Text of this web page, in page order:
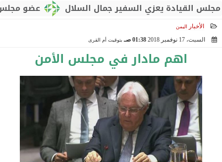
عضو مجلس
يعزي السفير جمال السلال
الأخبار اليمن
السبت، 17 نوفمبر 2018 01:38 صـ بتوقيت أم القرى
اهم مادار في مجلس الأمن